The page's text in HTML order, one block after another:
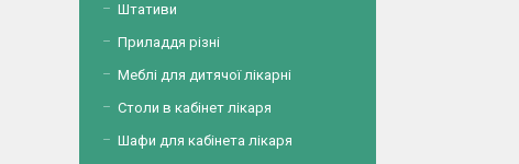
Штативи
Приладдя різні
Меблі для дитячої лікарні
Столи в кабінет лікаря
Шафи для кабінета лікаря